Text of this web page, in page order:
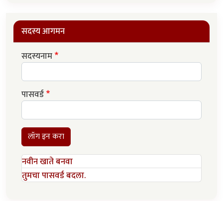
सदस्य आगमन
सदस्यनाम
पासवर्ड
लॉग इन करा
नवीन खाते बनवा
तुमचा पासवर्ड बदला.